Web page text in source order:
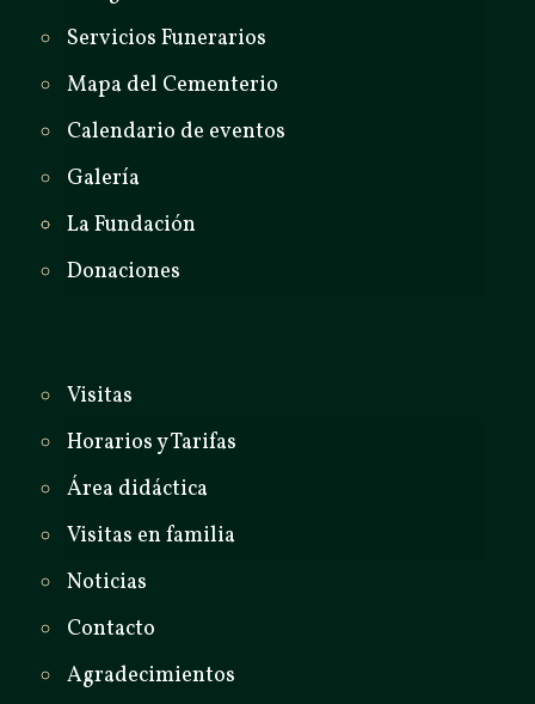
Servicios Funerarios
Mapa del Cementerio
Calendario de eventos
Galería
La Fundación
Donaciones
Visitas
Horarios y Tarifas
Área didáctica
Visitas en familia
Noticias
Contacto
Agradecimientos